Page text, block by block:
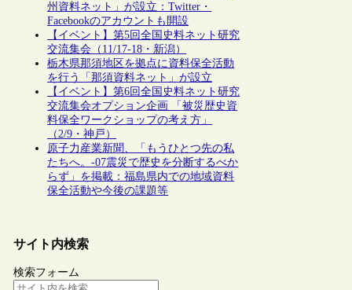
州資料ネット」が設立：Twitter・
Facebookのアカウントも開設
【イベント】第5回全国史料ネット研究
交流集会（11/17-18・新潟）
栃木県那須地区を拠点に資料保全活動
を行う「那須資料ネット」が設立
【イベント】第6回全国史料ネット研究
交流集会オプション企画 「被災歴史資
料保全ワークショップの考え方」
（2/9・神戸）
原子力産業新聞、「もうひとつ先の私
たちへ。-07震災で歴史を分断するべか
らず」を掲載：福島県内での地域資料
保全活動や今後の課題等
サイト内検索
検索フォーム